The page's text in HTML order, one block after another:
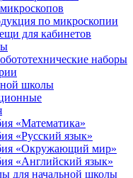
по микроскопии
для кабинетов
наборы
школы
«Математика»
«Русский язык»
«Окружающий мир»
«Английский язык»
для начальной школы